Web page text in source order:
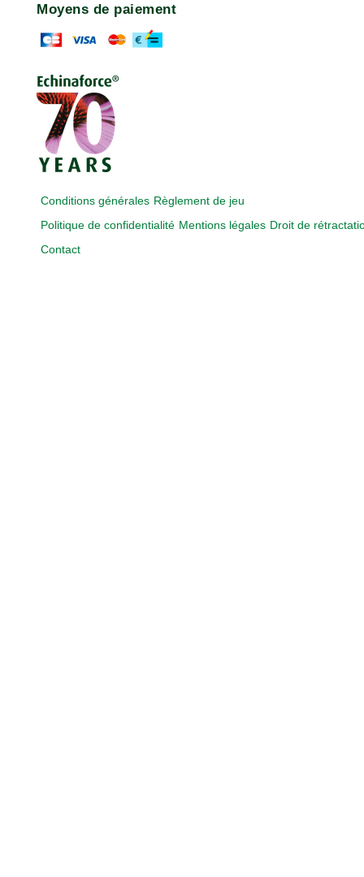
Moyens de paiement
Conditions générales Règlement de jeu
Politique de confidentialité Mentions légales Droit de
Contact